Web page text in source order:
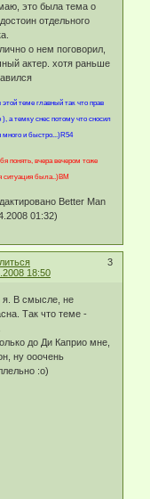
это была тема о
отдельного
о нем поговорил,
актер. хотя раньше
теме главный так что прав
), а темку снес потому что сносил
много и быстро...)R54
понять, вчера вечером тоже
ситуация была..)BM
Better Man
01:32)
3
18:50
я. В смысле, не
Так что теме -
до Ди Каприо мне,
ну ооочень
:о)